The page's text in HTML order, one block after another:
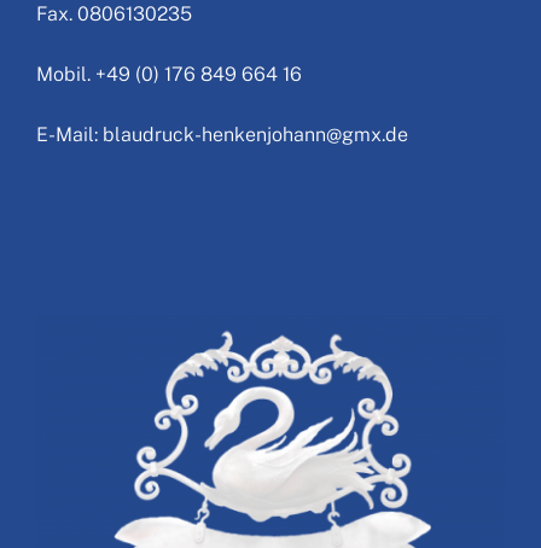
Fax. 0806130235
Mobil. +49 (0) 176 849 664 16
E-Mail: blaudruck-henkenjohann@gmx.de